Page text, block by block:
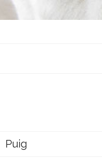
Puig